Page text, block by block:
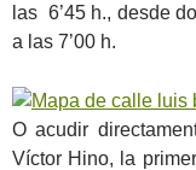
las 6’45 h., desde
a las 7’00 h.
O acudir
Víctor Hino, la